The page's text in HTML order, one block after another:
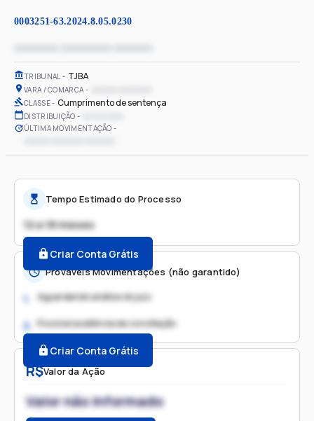
0003251-63.2024.8.05.0230
TRIBUNAL TJBA
VARA / COMARCA
CLASSE Cumprimento de sentença
DISTRIBUIÇÃO
ÚLTIMA MOVIMENTAÇÃO
R$Valor da Ação
Valor não informado
Tempo Estimado do Processo
12 a 18 meses
Criar Conta Grátis
Prováveis Movimentações (não garantido)
1. Aguardando análise do juiz
2. Possível audiência de conciliação
Criar Conta Grátis